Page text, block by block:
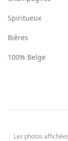
Spiritueux
Bières
100% Belge
Les photos